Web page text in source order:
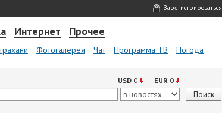
Зарегистрироваться
Интернет Прочее
Фотогалерея Чат Программа ТВ Погода
USD 0 EUR 0